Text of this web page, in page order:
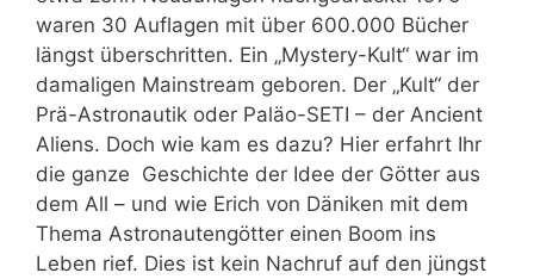
waren 30 Auflagen mit über 600.000 Bücher
längst überschritten. Ein „Mystery-Kult“ war im
damaligen Mainstream geboren. Der „Kult“ der
Prä-Astronautik oder Paläo-SETI – der Ancient
Aliens. Doch wie kam es dazu? Hier erfahrt Ihr
die ganze Geschichte der Idee der Götter aus
dem All – und wie Erich von Däniken mit dem
Thema Astronautengötter einen Boom ins
Leben rief. Dies ist kein Nachruf auf den jüngst